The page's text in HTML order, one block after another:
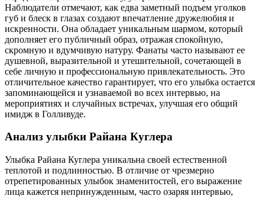
Наблюдатели отмечают, как едва заметный подъем уголков
губ и блеск в глазах создают впечатление дружелюбия и
искренности. Она обладает уникальным шармом, который
дополняет его публичный образ, отражая спокойную,
скромную и вдумчивую натуру. Фанаты часто называют ее
душевной, выразительной и утешительной, сочетающей в
себе личную и профессиональную привлекательность. Это
отличительное качество гарантирует, что его улыбка остается
запоминающейся и узнаваемой во всех интервью, на
мероприятиях и случайных встречах, улучшая его общий
имидж в Голливуде.
Анализ улыбки Райана Куглера
Улыбка Райана Куглера уникальна своей естественной
теплотой и подлинностью. В отличие от чрезмерно
отрепетированных улыбок знаменитостей, его выражение
лица кажется непринужденным, часто озаряя интервью,